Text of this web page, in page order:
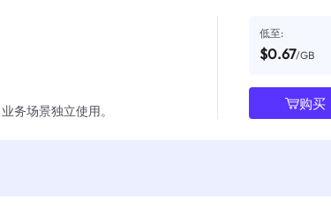
务场景独立使用。
低至:
$0.67/GB
购买